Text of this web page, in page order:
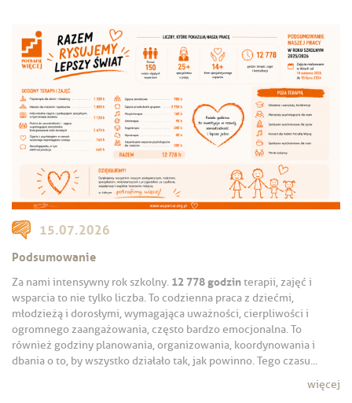
15.07.2026
Podsumowanie
Za nami intensywny rok szkolny. 12 778 godzinterapii, zajęć i
wsparcia to nie tylko liczba. To codzienna praca z dziećmi,
młodzieżą i dorosłymi, wymagająca uważności, cierpliwości i
ogromnego zaangażowania, często bardzo emocjonalna. To
również godziny planowania, organizowania, koordynowania i
dbania o to, by wszystko działało tak, jak powinno. Tego czasu...
więcej